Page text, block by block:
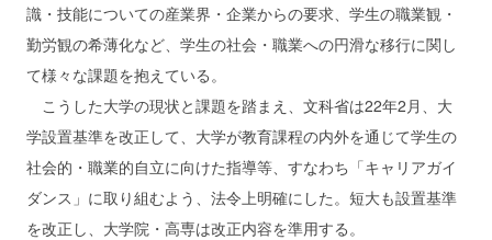
識・技能についての産業界・企業からの要求、学生の職業観・
勤労観の希薄化など、学生の社会・職業への円滑な移行に関し
て様々な課題を抱えている。
こうした大学の現状と課題を踏まえ、文科省は22年2月、大
学設置基準を改正して、大学が教育課程の内外を通じて学生の
社会的・職業的自立に向けた指導等、すなわち「キャリアガイ
ダンス」に取り組むよう、法令上明確にした。短大も設置基準
を改正し、大学院・高専は改正内容を準用する。